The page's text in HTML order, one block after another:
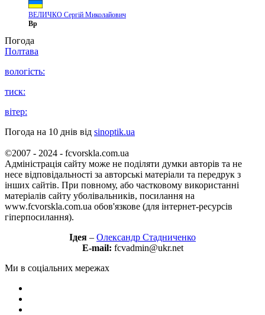
ВЕЛИЧКО Сергій Миколайович
Вр
Погода
Полтава
вологість:
тиск:
вітер:
Погода на 10 днів від sinoptik.ua
©2007 - 2024 - fcvorskla.com.ua
Адміністрація сайту може не поділяти думки авторів та не
несе відповідальності за авторські матеріали та передрук з
інших сайтів. При повному, або частковому використанні
матеріалів сайту уболівальників, посилання на
www.fcvorskla.com.ua обов'язкове (для інтернет-ресурсів
гіперпосилання).
Ідея – Олександр Стадниченко
E-mail: fcvadmin@ukr.net
Ми в соціальних мережах